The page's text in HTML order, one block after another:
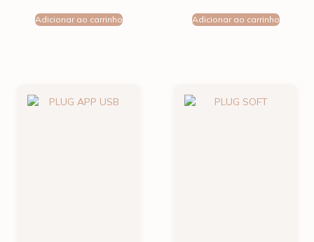
Adicionar ao carrinho Adicionar ao carrinho